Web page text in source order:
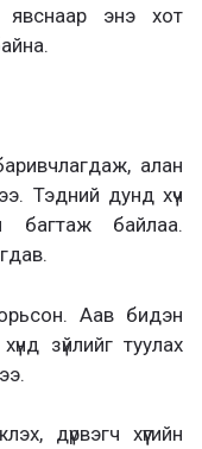
явснаар энэ хот
алан
Тэдний дунд хүч
багтаж байлаа.
Аав бидэн
зүйлийг туулах
дүрвэгч хүүгийн